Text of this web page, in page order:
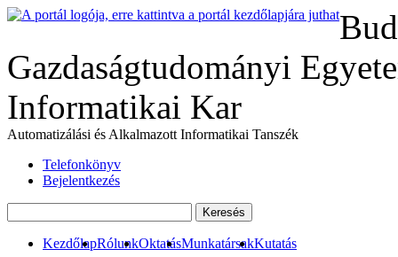
Gazdaságtudományi
Informatikai Kar
Automatizálási és Alkalmazott Informatikai Tanszék
Telefonkönyv
Bejelentkezés
KezdőlapRólunkOktatásMunkatársakKutatás